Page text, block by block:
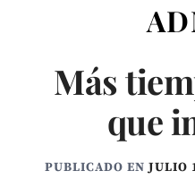
Más
que
PUBLICADO ENJULIO